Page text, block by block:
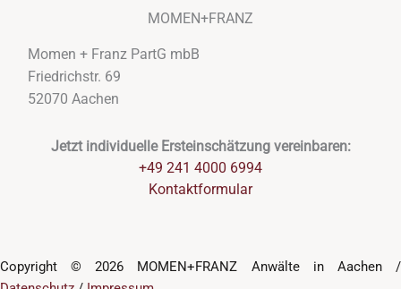
MOMEN+FRANZ
Momen + Franz PartG mbB
Friedrichstr. 69
52070 Aachen
Jetzt individuelle Ersteinschätzung vereinbaren:
+49 241 4000 6994
Kontaktformular
Copyright © 2026 MOMEN+FRANZ Anwälte in Aachen /